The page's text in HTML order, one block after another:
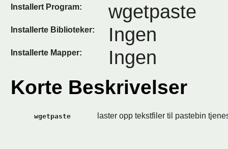
Installert Program: wgetpaste
Installerte Biblioteker: Ingen
Installerte Mapper: Ingen
Korte Beskrivelser
wgetpaste laster opp tekstfiler til pastebin